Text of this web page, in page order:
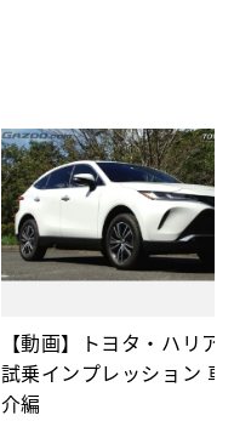
【動画】トヨタ・ハリア
試乗インプレッション 車
介編